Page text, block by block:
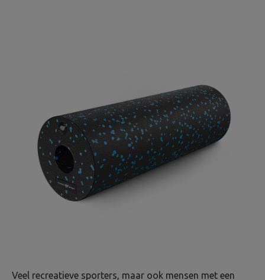
Veel recreatieve sporters, maar ook mensen met een